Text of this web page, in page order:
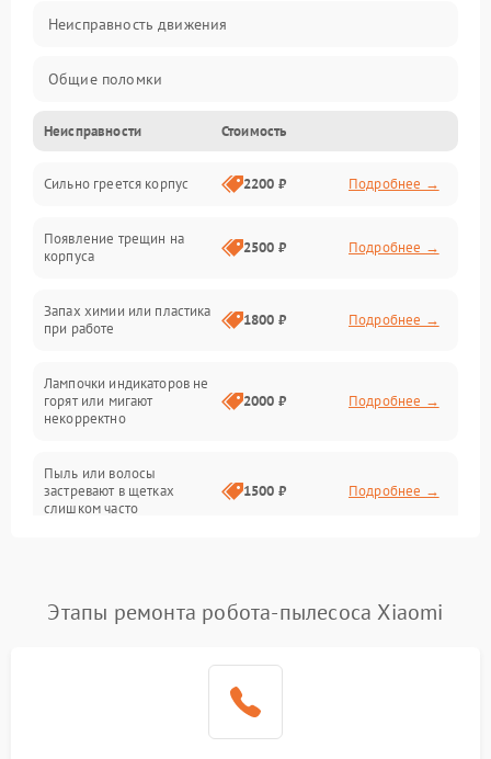
Неисправность движения
Общие поломки
Неисправность датчиков
Неисправность программного обеспечения
Проблемы с сигналом
Батарея
Программные сбои
Неисправности Стоимость
Сильно греется корпус 2200 ₽ Подробнее →
Появление трещин на
корпуса
2500 ₽ Подробнее →
Запах химии или пластика
при работе
1800 ₽ Подробнее →
Лампочки индикаторов не
горят или мигают
некорректно
2000 ₽ Подробнее →
Пыль или волосы
застревают в щетках
слишком часто
1500 ₽ Подробнее →
Этапы ремонта робота-пылесоса Xiaomi